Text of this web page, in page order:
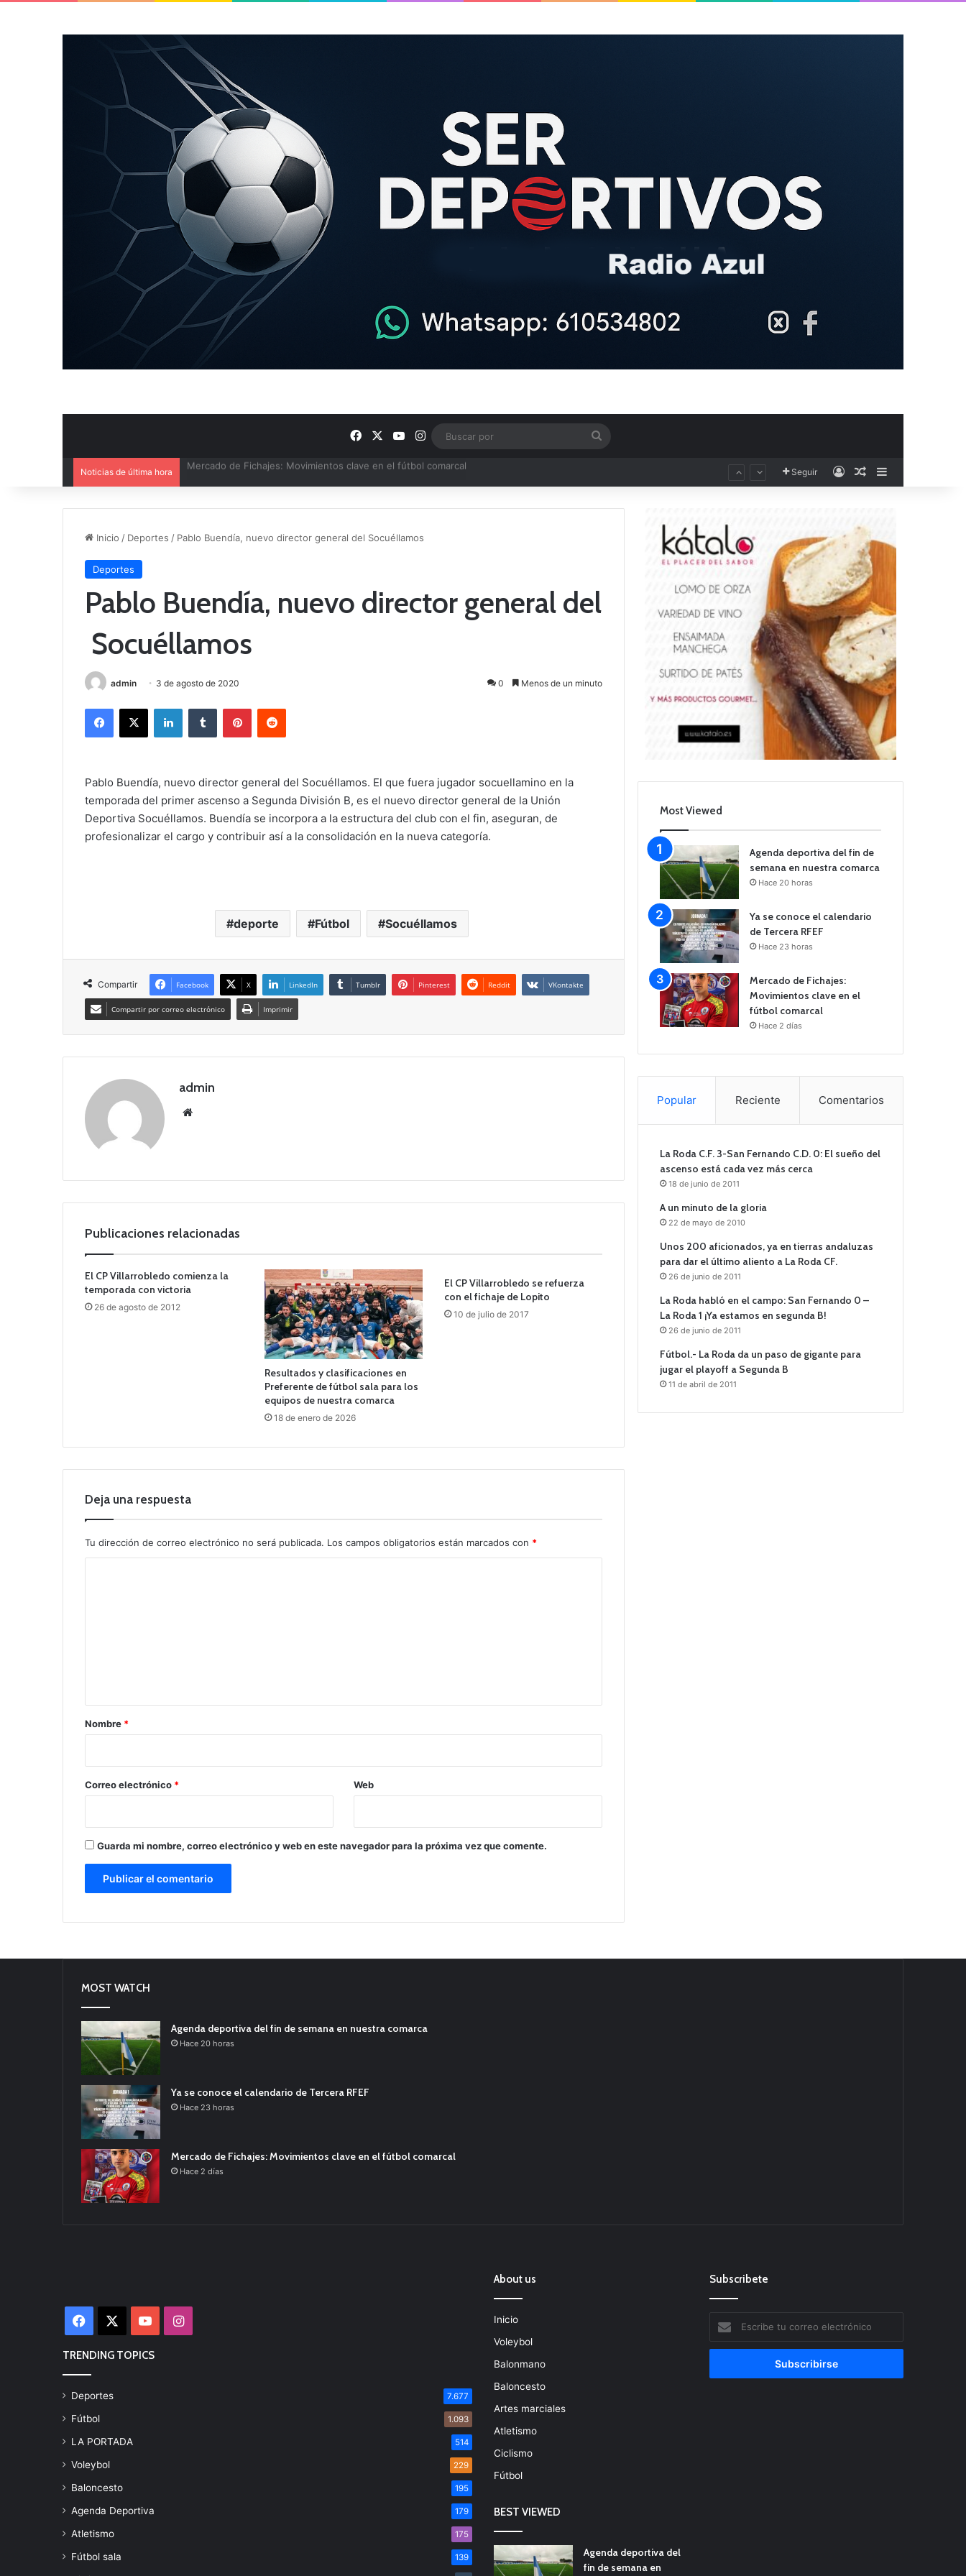
FacebookYouTube
Instagram
Noticias de última hora El CB Villarrobledo y el CB Criptana continúan perfilando sus plantillas Seguir AccesoPublicación al
Inicio / Deportes / Pablo Buendía, nuevo director general del Socuéllamos
Deportes
Pablo Buendía, nuevo director general del
Socuéllamos
admin 3 de agosto de 2020 0 Menos de un minuto
Pablo Buendía, nuevo director general del Socuéllamos. El que fuera jugador socuellamino en la
temporada del primer ascenso a Segunda División B, es el nuevo director general de la Unión
Deportiva Socuéllamos. Buendía se incorpora a la estructura del club con el fin, aseguran, de
profesionalizar el cargo y contribuir así a la consolidación en la nueva categoría.
deporte Fútbol Socuéllamos
Compartir Facebook X LinkedIn Tumblr Pinterest Reddit VKontakte
Compartir por correo electrónico Imprimir
admin
Publicaciones relacionadas
El CP Villarrobledo comienza la
temporada con victoria
26 de agosto de 2012
Resultados y clasificaciones en
Preferente de fútbol sala para los
equipos de nuestra comarca
18 de enero de 2026
El CP Villarrobledo se refuerza
con el fichaje de Lopito
10 de julio de 2017
Deja una respuesta
Tu dirección de correo electrónico no será publicada. Los campos obligatorios están marcados con *
r
*
Nombre *
Correo electrónico * Web
Guarda mi nombre, correo electrónico y web en este navegador para la próxima vez que comente.
Most Viewed
Agenda deportiva del fin de
semana en nuestra comarca
Hace 20 horas
Ya se conoce el calendario
de Tercera RFEF
Hace 23 horas
Mercado de Fichajes:
Movimientos clave en el
fútbol comarcal
Hace 2 días
Popular Reciente Comentarios
La Roda C.F. 3-San Fernando C.D. 0: El sueño del
ascenso está cada vez más cerca
18 de junio de 2011
A un minuto de la gloria
22 de mayo de 2010
Unos 200 aficionados, ya en tierras andaluzas
para dar el último aliento a La Roda CF.
26 de junio de 2011
La Roda habló en el campo: San Fernando 0 –
La Roda 1 ¡Ya estamos en segunda B!
26 de junio de 2011
Fútbol.- La Roda da un paso de gigante para
jugar el playoff a Segunda B
11 de abril de 2011
MOST WATCH
Agenda deportiva del fin de semana en nuestra comarca
Hace 20 horas
Ya se conoce el calendario de Tercera RFEF
Hace 23 horas
Mercado de Fichajes: Movimientos clave en el fútbol comarcal
Hace 2 días
Facebook YouTubeInstagram
TRENDING TOPICS
Deportes 7.677
Fútbol 1.093
LA PORTADA 514
Voleybol 229
Baloncesto 195
Agenda Deportiva 179
Atletismo 175
Fútbol sala 139
About us
Inicio
Voleybol
Balonmano
Baloncesto
Artes marciales
Atletismo
Ciclismo
Fútbol
BEST VIEWED
Agenda deportiva del
fin de semana en
Subscribete
tu
correo